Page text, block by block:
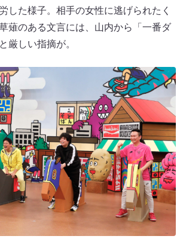
した様子。相手の女性に逃げられたく
薙のある文言には、山内から「一番ダ
厳しい指摘が。